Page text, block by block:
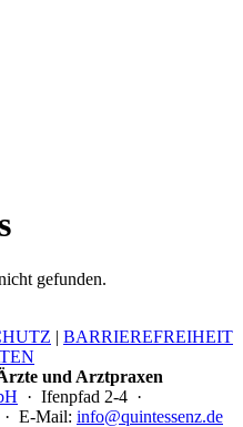
gefunden.
| BARRIEREFREIHEIT
und Arztpraxen
· Ifenpfad 2-4 ·
· E-Mail: info@quintessenz.de